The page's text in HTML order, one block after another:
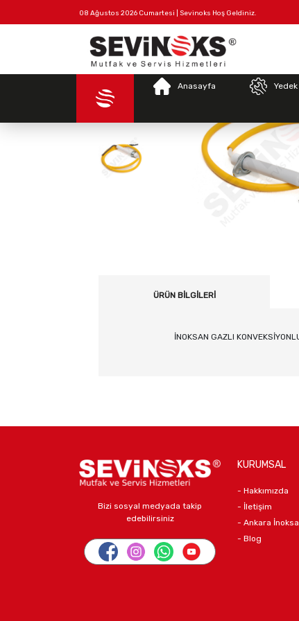
08 Ağustos 2026 Cumartesi | Sevinoks Hoş Geldiniz.
Tüm
Hakkımızdaİletişim
Anasayfa
ÜRÜN BILGILERI
İNOKSAN GAZLI
Bizi sosyal medyada takip
edebilirsiniz
KURUMSAL
- Hakkımızda
- İletişim
- Ankara
- Blog